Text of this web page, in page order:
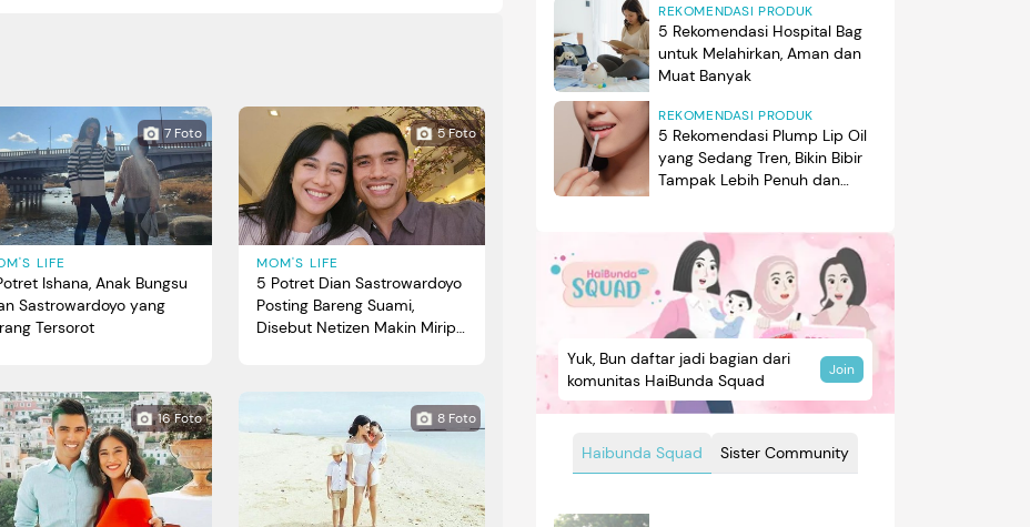
7 Foto
LIFE
Ishana, Anak Bungsu
Sastrowardoyo yang
Tersorot
5 Foto
MOM'S LIFE
5 Potret Dian Sastrowardoyo
Posting Bareng Suami,
Disebut Netizen Makin Mirip
16 Foto 8 Foto
REKOMENDASI PRODUK
5 Rekomendasi Hospital Bag
untuk Melahirkan, Aman dan
Muat Banyak
REKOMENDASI PRODUK
5 Rekomendasi Plump Lip Oil
yang Sedang Tren, Bikin Bibir
Tampak Lebih Penuh dan
Haibunda Squad Sister Community
Yuk, Bun daftar jadi bagian dari
komunitas HaiBunda Squad
Join